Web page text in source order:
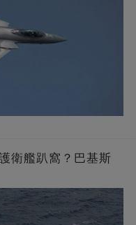
衛艦趴窩？巴基斯